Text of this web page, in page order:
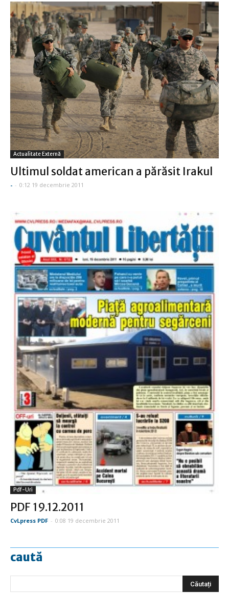
Actualitate Externă
Ultimul soldat american a părăsit Irakul
- - 0:12 19 decembrie 2011
Pdf-Uri
PDF 19.12.2011
CvLpress PDF - 0:08 19 decembrie 2011
caută